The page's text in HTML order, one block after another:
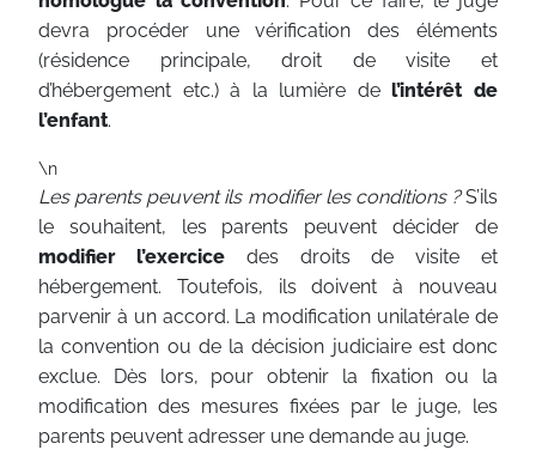
devra procéder une vérification des éléments
(résidence principale, droit de visite et
d’hébergement etc.) à la lumière del’intérêt de
l’enfant.
\n
Les parents peuvent ils modifier les conditions ?S’ils
le souhaitent, les parents peuvent décider de
modifier l’exercicedes droits de visite et
hébergement. Toutefois, ils doivent à nouveau
parvenir à un accord. La modification unilatérale de
la convention ou de la décision judiciaire est donc
exclue. Dès lors, pour obtenir la fixation ou la
modification des mesures fixées par le juge, les
parents peuvent adresser une demande au juge.